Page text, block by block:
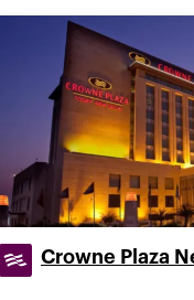
Crowne Plaza